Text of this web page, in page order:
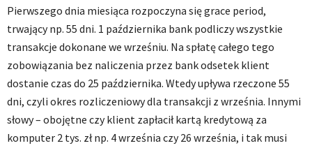
Pierwszego dnia miesiąca rozpoczyna się grace period,
trwający np. 55 dni. 1 października bank podliczy wszystkie
transakcje dokonane we wrześniu. Na spłatę całego tego
zobowiązania bez naliczenia przez bank odsetek klient
dostanie czas do 25 października. Wtedy upływa rzeczone 55
dni, czyli okres rozliczeniowy dla transakcji z września. Innymi
słowy – obojętne czy klient zapłacił kartą kredytową za
komputer 2 tys. zł np. 4 września czy 26 września, i tak musi